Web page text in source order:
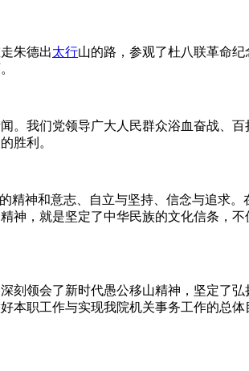
朱德出太行山的路，参观了杜八联革命
我们党领导广大人民群众浴血奋战、
胜利。
神和意志、自立与坚持、信念与追求。
，就是坚定了中华民族的文化信条，
刻领会了新时代愚公移山精神，坚定了
本职工作与实现我院机关事务工作的总